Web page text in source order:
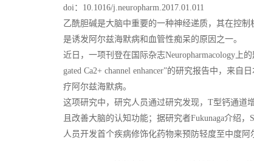
doi：10.1016/j.neuropharm.2017.01.011
乙酰胆碱是大脑中重要的一种神经递质，其在控
是诱发阿尔兹海默病和血管性痴呆的原因之一。
近日，一项刊登在国际杂志Neuropharmacology上
gated Ca2+ channel enhancer”的研究报告中，来
疗阿尔兹海默病。
这项研究中，研究人员通过研究发现，T型钙通道
且改善大脑的认知功能；据研究者Fukunaga介绍
人员开发首个疾病修饰化药物来预防轻度至中度阿